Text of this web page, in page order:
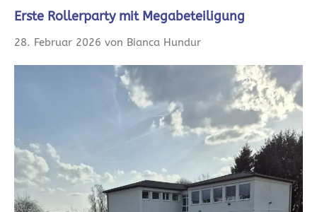
Erste Rollerparty mit Megabeteiligung
28. Februar 2026 von Bianca Hundur